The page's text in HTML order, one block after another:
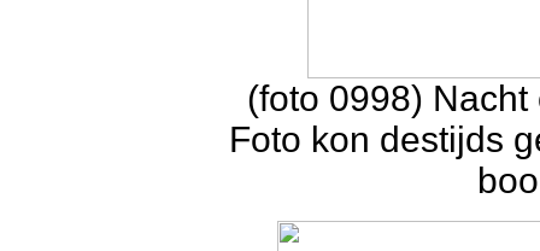
(foto 0998)
Foto kon destijds